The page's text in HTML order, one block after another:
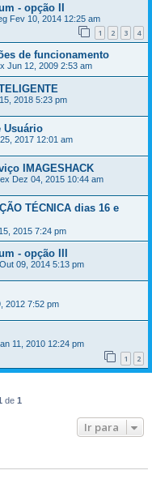
- opção II
Fev 10, 2014 12:25 am
1 2 3 4
de funcionamento
Jun 12, 2009 2:53 am
2018 5:23 pm
Usuário
2017 12:01 am
IMAGESHACK
Dez 04, 2015 10:44 am
TÉCNICA dias 16 e
2015 7:24 pm
- opção III
09, 2014 5:13 pm
2012 7:52 pm
11, 2010 12:24 pm
1 2
de 1
Ir para